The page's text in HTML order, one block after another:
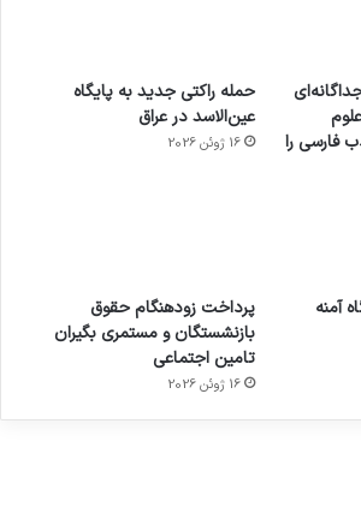
فارسی را
حمله راکتی جدید به پایگاه
عین‌الاسد در عراق
16 ژوئن 2026
آمنه
پرداخت زودهنگام حقوق
بازنشستگان و مستمری بگیران
تامین اجتماعی
16 ژوئن 2026
ساعت
هوشمند
با طعم
توسط
ژاکت
در
های
2023
توسط